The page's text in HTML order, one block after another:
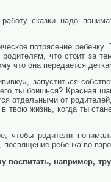
сказки надо
потрясение
родителям, что стоит за
что она передается
запуститься
ты боишься? Красная
отдельными от
твою жизнь, когда ты
чтобы родители
ребенка во
воспитать, например,